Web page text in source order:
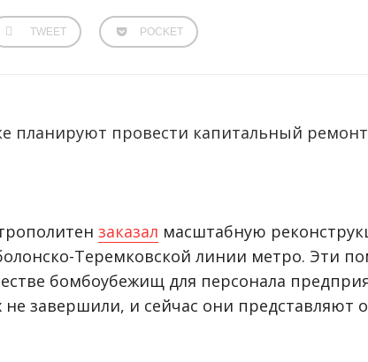
TWEET POCKET
планируют провести капитальный
заказал масштабную
Теремковской линии метро. Эти
бомбоубежищ для персонала
не завершили, и сейчас они представляют